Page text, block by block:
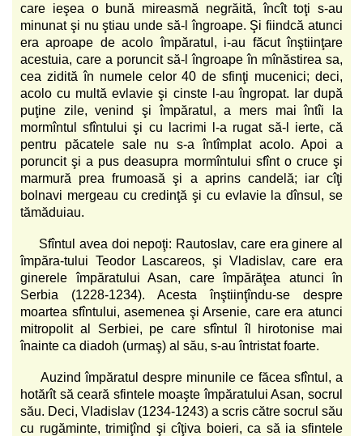
care ieşea o bună mireasmă negrăită, încît toţi s-au
minunat şi nu ştiau unde să-l îngroape. Şi fiindcă atunci
era aproape de acolo împăratul, i-au făcut înştiinţare
acestuia, care a poruncit să-l îngroape în mînăstirea sa,
cea zidită în numele celor 40 de sfinţi mucenici; deci,
acolo cu multă evlavie şi cinste l-au îngropat. Iar după
puţine zile, venind şi împăratul, a mers mai întîi la
mormîntul sfîntului şi cu lacrimi l-a rugat să-l ierte, că
pentru păcatele sale nu s-a întîmplat acolo. Apoi a
poruncit şi a pus deasupra mormîntului sfînt o cruce şi
marmură prea frumoasă şi a aprins candelă; iar cîţi
bolnavi mergeau cu credinţă şi cu evlavie la dînsul, se
tămăduiau.
Sfîntul avea doi nepoţi: Rautoslav, care era ginere al
împăra-tului Teodor Lascareos, şi Vladislav, care era
ginerele împăratului Asan, care împărăţea atunci în
Serbia (1228-1234). Acesta înştiinţîndu-se despre
moartea sfîntului, asemenea şi Arsenie, care era atunci
mitropolit al Serbiei, pe care sfîntul îl hirotonise mai
înainte ca diadoh (urmaş) al său, s-au întristat foarte.
Auzind împăratul despre minunile ce făcea sfîntul, a
hotărît să ceară sfintele moaşte împăratului Asan, socrul
său. Deci, Vladislav (1234-1243) a scris către socrul său
cu rugăminte, trimiţînd şi cîţiva boieri, ca să ia sfintele